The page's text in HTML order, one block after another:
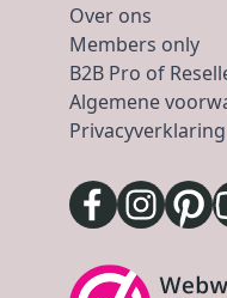
Over ons
Members only
B2B Pro of
Algemene
Privacyverklaring